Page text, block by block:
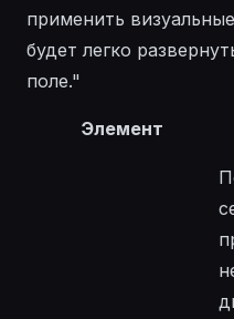
применить
будет легко
поле."
Элемент